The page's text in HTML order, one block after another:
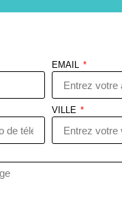
EMAIL
VILLE